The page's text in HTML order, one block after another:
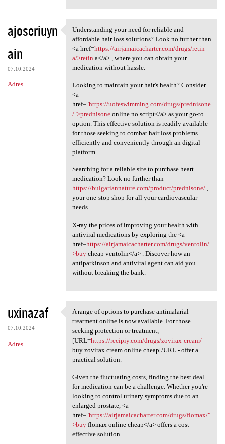
ajoseriuyn
ain
07.10.2024
Adres
Understanding your need for
Understanding your need for reliable and
affordable hair loss solutions? Look no further than
<a href=https://airjamaicacharter.com/drugs/retin-
a/>retin a</a> , where you can obtain your
medication without hassle.
Looking to maintain your hair's health? Consider
<a
href="https://uofeswimming.com/drugs/prednisone
/">prednisoneonline no script</a> as your go-to
option. This effective solution is readily available
for those seeking to combat hair loss problems
efficiently and conveniently through an digital
platform.
Searching for a reliable site to purchase heart
medication? Look no further than
https://bulgariannature.com/product/prednisone/,
your one-stop shop for all your cardiovascular
needs.
X-ray the prices of improving your health with
antiviral medications by exploring the <a
href=https://airjamaicacharter.com/drugs/ventolin/
>buycheap ventolin</a> . Discover how an
antiparkinson and antiviral agent can aid you
without breaking the bank.
uxinazaf
07.10.2024
Adres
A range of options to
A range of options to purchase antimalarial
treatment online is now available. For those
seeking protection or treatment,
[URL=https://recipiy.com/drugs/zovirax-cream/-
buy zovirax cream online cheap[/URL - offer a
practical solution.
Given the fluctuating costs, finding the best deal
for medication can be a challenge. Whether you're
looking to control urinary symptoms due to an
enlarged prostate, <a
href="https://airjamaicacharter.com/drugs/flomax/"
>buyflomax online cheap</a> offers a cost-
effective solution.